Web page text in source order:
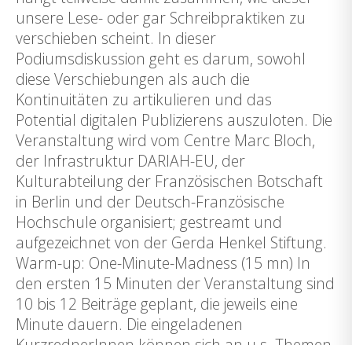
unsere Lese- oder gar Schreibpraktiken zu
verschieben scheint. In dieser
Podiumsdiskussion geht es darum, sowohl
diese Verschiebungen als auch die
Kontinuitäten zu artikulieren und das
Potential digitalen Publizierens auszuloten. Die
Veranstaltung wird vom Centre Marc Bloch,
der Infrastruktur DARIAH-EU, der
Kulturabteilung der Französischen Botschaft
in Berlin und der Deutsch-Französische
Hochschule organisiert; gestreamt und
aufgezeichnet von der Gerda Henkel Stiftung.
Warm-up: One-Minute-Madness (15 mn) In
den ersten 15 Minuten der Veranstaltung sind
10 bis 12 Beiträge geplant, die jeweils eine
Minute dauern. Die eingeladenen